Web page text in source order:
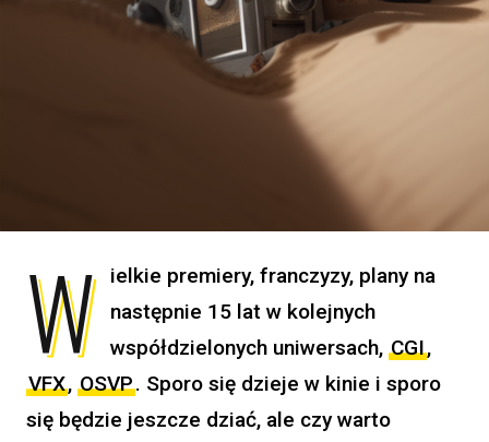
W
ielkie premiery, franczyzy, plany na
następnie 15 lat w kolejnych
współdzielonych uniwersach,CGI,
VFX, OSVP. Sporo się dzieje w kinie i sporo
się będzie jeszcze dziać, ale czy warto